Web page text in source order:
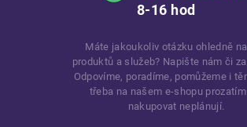
8-16 hod
Máte jakoukoliv otázku ohledně
produktů a služeb? Napište nám či
Odpovíme, poradíme, pomůžeme i
třeba na našem e-shopu
nakupovat neplánují.